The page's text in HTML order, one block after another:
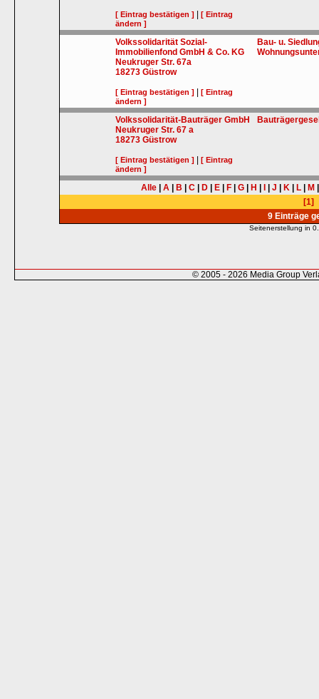
[ Eintrag bestätigen ] |[ Eintrag
ändern ]
Volkssolidarität Sozial-
Immobilienfond GmbH & Co. KG
Neukruger Str. 67a
18273 Güstrow
[ Eintrag bestätigen ] |[ Eintrag
ändern ]
Bau- u.
Volkssolidarität-Bauträger GmbH
Neukruger Str. 67 a
18273 Güstrow
[ Eintrag bestätigen ] |[ Eintrag
ändern ]
Alle A B C D E F G H J K L M
[1]
9 Einträge
Seitenerstellung in
© 2005 - 2026 Media Group